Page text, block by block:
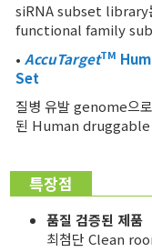
siRNA subset library
functional family
• AccuTargetTM
Set
질병 유발 genome으
된 Human
특장점
품질 검증된 제품
최첨단 Clean